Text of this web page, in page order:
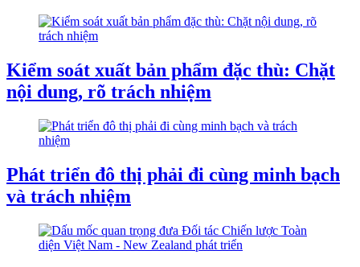
Kiểm soát xuất bản phẩm đặc thù: Chặt
nội dung, rõ trách nhiệm
Phát triển đô thị phải đi cùng minh bạch
và trách nhiệm